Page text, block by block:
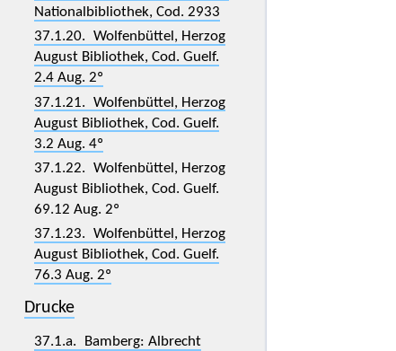
Nationalbibliothek, Cod. 2933
37.1.20. Wolfenbüttel, Herzog
August Bibliothek, Cod. Guelf.
2.4 Aug. 2º
37.1.21. Wolfenbüttel, Herzog
August Bibliothek, Cod. Guelf.
3.2 Aug. 4º
37.1.22. Wolfenbüttel, Herzog
August Bibliothek, Cod. Guelf.
69.12 Aug. 2º
37.1.23. Wolfenbüttel, Herzog
August Bibliothek, Cod. Guelf.
76.3 Aug. 2º
Drucke
37.1.a. Bamberg: Albrecht